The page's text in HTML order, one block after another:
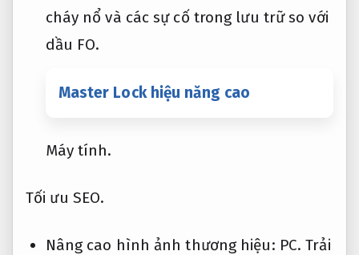
cháy nổ và các sự cố trong lưu trữ so với
dầu FO.
Master Lock hiệu năng cao
Máy tính.
Tối ưu SEO.
Nâng cao hình ảnh thương hiệu: PC. Trải